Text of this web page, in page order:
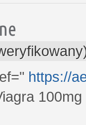
https://
100mg